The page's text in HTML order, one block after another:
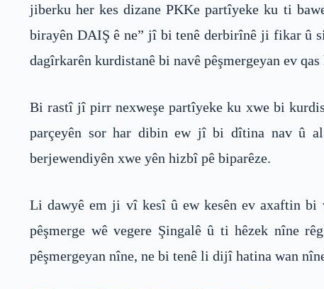
jiberku her kes dizane PKKe partîyeke ku ti
birayên DAIŞ ê ne” jî bi tenê derbirînê ji fikar û
dagîrkarên kurdistanê bi navê pêşmergeyan ev qas
Bi rastî jî pirr nexweşe partîyeke ku xwe bi
parçeyên sor har dibin ew jî bi dîtina nav û
berjewendiyên xwe yên hizbî pê biparêze.
Li dawyê em ji vî kesî û ew kesên ev axaftin bi
pêşmerge wê vegere Şingalê û ti hêzek nîne
pêşmergeyan nîne, ne bi tenê li dijî hatina wan